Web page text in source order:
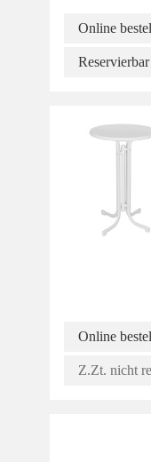
Online
Reservierbar
Online
Z.Zt. nicht